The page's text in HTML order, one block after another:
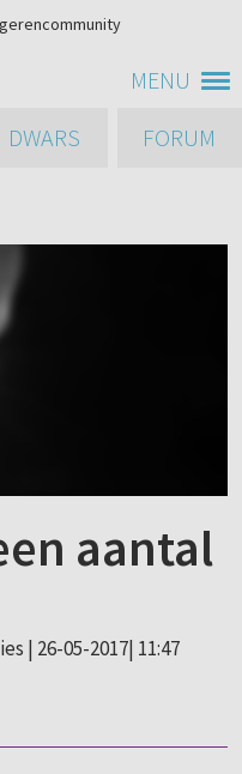
MENU
DWARS FORUM
aantal
| 26-05-2017| 11:47